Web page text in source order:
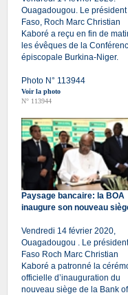
Ouagadougou. Le président
Faso, Roch Marc Christian
Kaboré a reçu en fin de
les évêques de la
épiscopale Burkina-Niger.
Photo N° 113944
Voir la photo
N° 113944
Paysage bancaire: la BOA
inaugure son nouveau
Vendredi 14 février 2020,
Ouagadougou . Le
Faso Roch Marc Christian
Kaboré a patronné la
officielle d’inauguration du
nouveau siège de la Bank of